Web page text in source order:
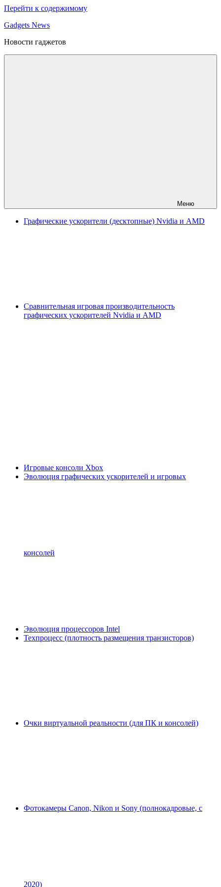
Перейти к содержимому
Gadgets News
Новости гаджетов
Меню
Графические ускорители (десктопные) Nvidia и AMD
Сравнительная игровая производительность
графических ускорителей Nvidia и AMD
Игровые консоли Xbox
Эволюция графических ускорителей и игровых
консолей
Эволюция процессоров Intel
Техпроцесс (плотность размещения транзисторов)
Очки виртуальной реальности (для ПК и консолей)
Фотокамеры Canon, Nikon и Sony (полнокадровые, с
2020)